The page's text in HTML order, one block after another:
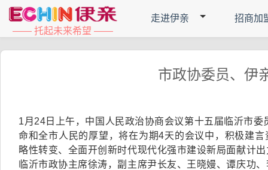
—— 托起未来希望 ——
走进伊亲 招商加
市政协委员、伊
1月24日上午，中国人民政治协商会议第十五届临沂市
命和全市人民的厚望，将在为期4天的会议中，积极建
略性转变、全面开创新时代现代化强市建设新局面献计
临沂市政协主席徐涛，副主席尹长友、王晓嫚、谭庆功